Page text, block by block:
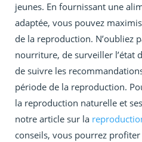
jeunes. En fournissant une
adaptée, vous pouvez
de la reproduction. N’oubliez
nourriture, de surveiller l’état
de suivre les
période de la reproduction.
la reproduction naturelle et
notre article sur la
conseils, vous pourrez